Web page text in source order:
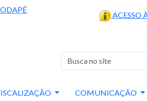
ACESSO
COMUNICAÇÃO